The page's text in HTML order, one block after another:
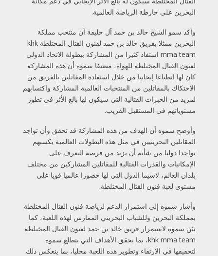
البحرين على خارطة الرياضة العالمية.
وأكد سمو الشيخ خالد بن حمد آل خليفة أن منتخب مملكة
البحرين ممثلا بفريق خالد بن حمد لفنون القتال المختلطة khk
mma team استفاد كثيرا من المشاركة ببطولة الاتحاد الدولي
لفنون القتال المختلطة للهواة، مضيفا سموه أن هذه المشاركة
كان لها انطباعا إيجابيا من خلال استفادة المقاتلين بالفريق من
الاحتكاك بالمقاتلين من المنتخبات العالمية المشاركة واكتسابهم
لمزيد من الخبرات القتالية التي سيكون لها بالغ الأثر في تطور
مستوياتهم في المستقبل القريب.
وأوضح سموه أن الهدف من هذه المشاركة قد تحقق وأن تواجد
المقاتلين البحرينيين في مثل هذه البطولات العالمية يكسبهم
تواجدا دوليا من شأنه أن يزيد من فرصة التعرف على
الإمكانيات والقدرات القتالية للمقاتلين المشاركين من مختلف
بلدان العالم، لاسيما الدول التي لها حضورا عالميا قويا على
مستوى لعبة فنون القتال المختلطة.
وأشار سموه إلى استمرار الدعم لرياضة فنون القتال المختلطة
بمملكة البحرين وللشباب البحريني الممارس لهذه اللعبة، كما
بيّن سموه لاستمرار فريق خالد بن حمد لفنون القتال المختلطة
khk mma team، بما يحقق الأهداف التي يتطلع سموه
لتحقيقها في الارتقاء وتطوير هذه اللعبة محليا، بما ينعكس ذلك